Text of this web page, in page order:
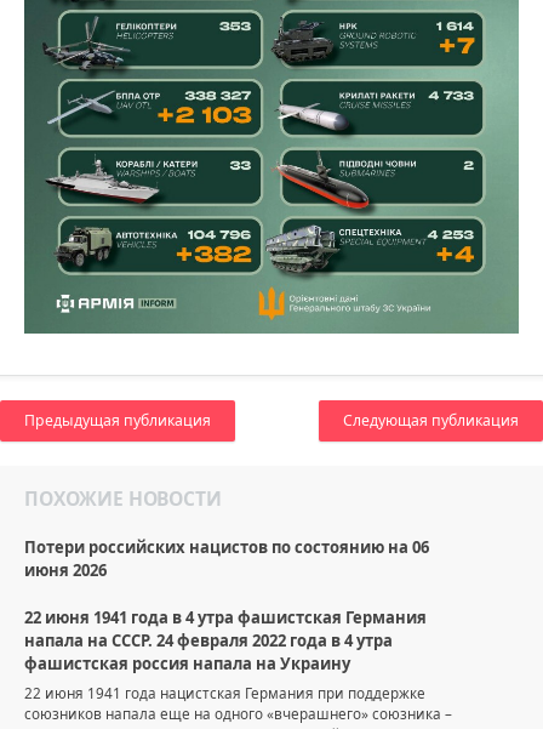
Предыдущая публикация Следующая публикация
ПОХОЖИЕ НОВОСТИ
Потери российских нацистов по состоянию на 06
июня 2026
22 июня 1941 года в 4 утра фашистская Германия
напала на СССР. 24 февраля 2022 года в 4 утра
фашистская россия напала на Украину
22 июня 1941 года нацистская Германия при поддержке
союзников напала еще на одного «вчерашнего» союзника –